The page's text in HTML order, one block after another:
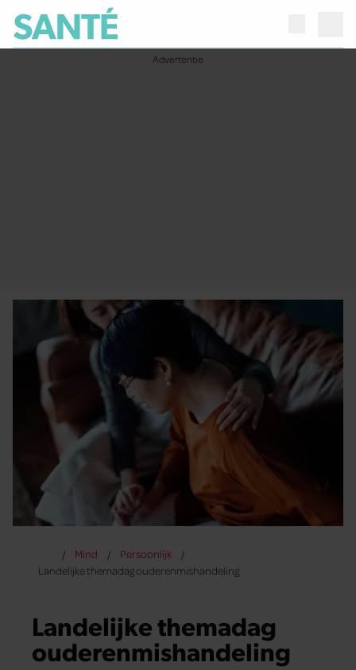
Mind
Persoonlijk
Landelijke themadag ouderenmishandeling
Landelijke themadag
ouderenmishandeling